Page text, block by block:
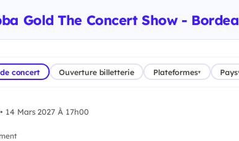
Gold The Concert Show -
concert Ouverture billetterie Plateformes▾ Pays
• 14 Mars 2027 À 17h00